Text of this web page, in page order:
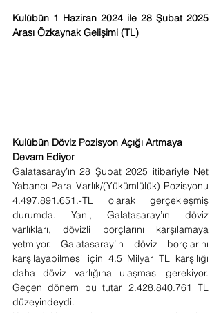
Kulübün 1 Haziran 2024 ile 28 Şubat 2025
Arası Özkaynak Gelişimi (TL)
Kulübün Döviz Pozisyon Açığı Artmaya
Devam Ediyor
Galatasaray’ın 28 Şubat 2025 itibariyle Net
Yabancı Para Varlık/(Yükümlülük) Pozisyonu
4.497.891.651.-TL olarak gerçekleşmiş
durumda. Yani, Galatasaray’ın döviz
varlıkları, dövizli borçlarını karşılamaya
yetmiyor. Galatasaray’ın döviz borçlarını
karşılayabilmesi için 4.5 Milyar TL karşılığı
daha döviz varlığına ulaşması gerekiyor.
Geçen dönem bu tutar 2.428.840.761 TL
düzeyindeydi.